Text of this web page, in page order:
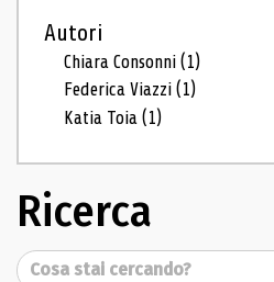
Autori
Chiara Consonni(1)
Federica Viazzi(1)
Katia Toia(1)
Ricerca
Cerca